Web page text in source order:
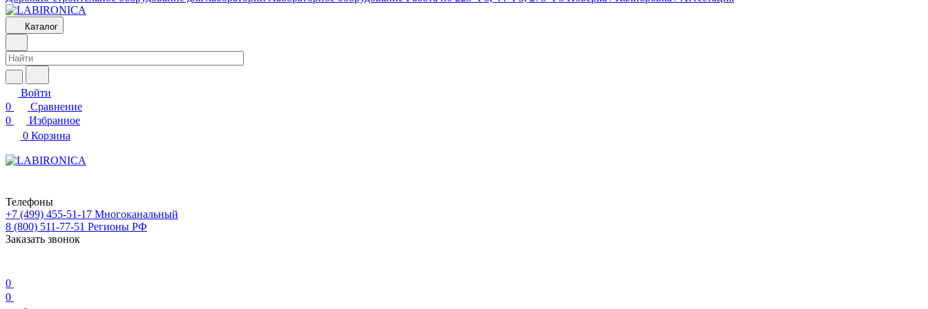
Каталог
Войти
0
Сравнение
0
Избранное
0 Корзина
Телефоны
+7 (499) 455-51-17 Многоканальный
8 (800) 511-77-51 Регионы РФ
Заказать звонок
0
0